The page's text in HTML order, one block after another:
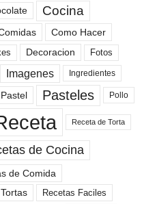
Cocina
Como Hacer
Decoracion Fotos
Imagenes Ingredientes
Pastel Pasteles Pollo
Receta de Torta
de Cocina
de Comida
Recetas Faciles